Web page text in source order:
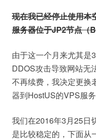
现在我已经停止使用
服务器位于JP2节点（
由于这一个月来尤其是
DDOS攻击导致网站无
不再续费，我决定更换
器到HostUS的VPS服务
我们在2016年3月25日
是比较稳定的，下面从